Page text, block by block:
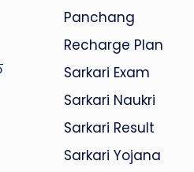
Panchang
Recharge Plan
Sarkari Exam
Sarkari Naukri
Sarkari Result
Sarkari Yojana